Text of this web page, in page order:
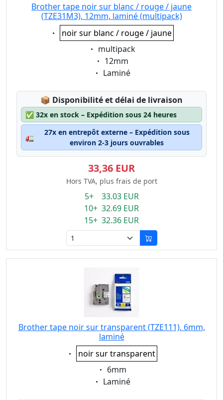
Brother tape noir sur blanc / rouge / jaune
(TZE31M3), 12mm, laminé (multipack)
Eigenschaft:
noir sur blanc / rouge / jaune
Eigenschaft:
multipack
Eigenschaft:
12mm
Eigenschaft:
Laminé
📦 Lagerstatus:
Disponibilité et délai de livraison
✅ 32x en stock – Expédition sous 24 heures
🚛
27x en entrepôt externe – Expédition sous
environ 2-3 jours ouvrables
33,36 EUR
Hors TVA, plus frais de port
5+ 33.03 EUR
10+ 32.69 EUR
15+ 32.36 EUR
Brother tape noir sur transparent (TZE111), 6mm,
laminé
Eigenschaft:
noir sur transparent
Eigenschaft:
6mm
Eigenschaft:
Laminé